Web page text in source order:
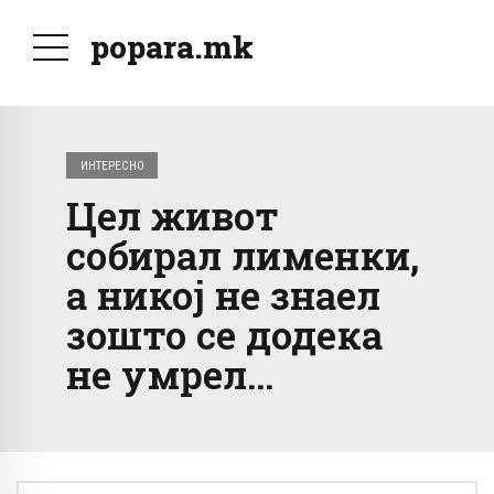
popara.mk
ИНТЕРЕСНО
Цел живот
собирал лименки,
а никој не знаел
зошто се додека
не умрел…